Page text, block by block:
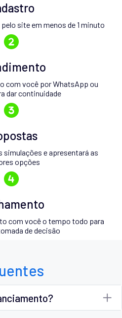
pelo site em menos de 1 minuto
com você por WhatsApp ou
dar continuidade
simulações e apresentará as
opções
com você o tempo todo para
de decisão